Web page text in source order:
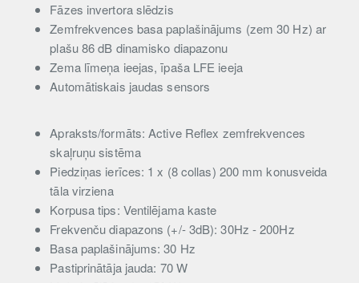
Fāzes invertora slēdzis
Zemfrekvences basa paplašinājums (zem 30 Hz) ar
plašu 86 dB dinamisko diapazonu
Zema līmeņa ieejas, īpaša LFE ieeja
Automātiskais jaudas sensors
Apraksts/formāts: Active Reflex zemfrekvences
skaļruņu sistēma
Piedziņas ierīces: 1 x (8 collas) 200 mm konusveida
tāla virziena
Korpusa tips: Ventilējama kaste
Frekvenču diapazons (+/- 3dB): 30Hz - 200Hz
Basa paplašinājums: 30 Hz
Pastiprinātāja jauda: 70 W